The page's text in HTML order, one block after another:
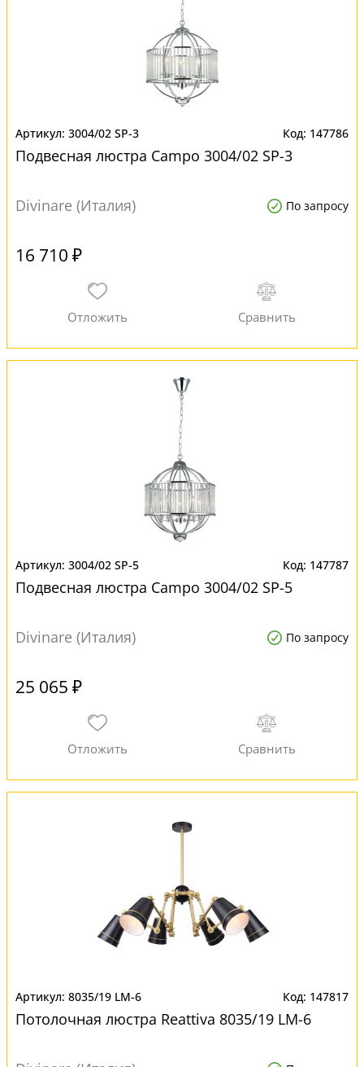
3004/02 SP-3 147786
Подвесная люстра Campo 3004/02 SP-3
Divinare (Италия) По запросу
16 710 ₽
3004/02 SP-5 147787
Подвесная люстра Campo 3004/02 SP-5
Divinare (Италия) По запросу
25 065 ₽
8035/19 LM-6 147817
Потолочная люстра Reattiva 8035/19 LM-6